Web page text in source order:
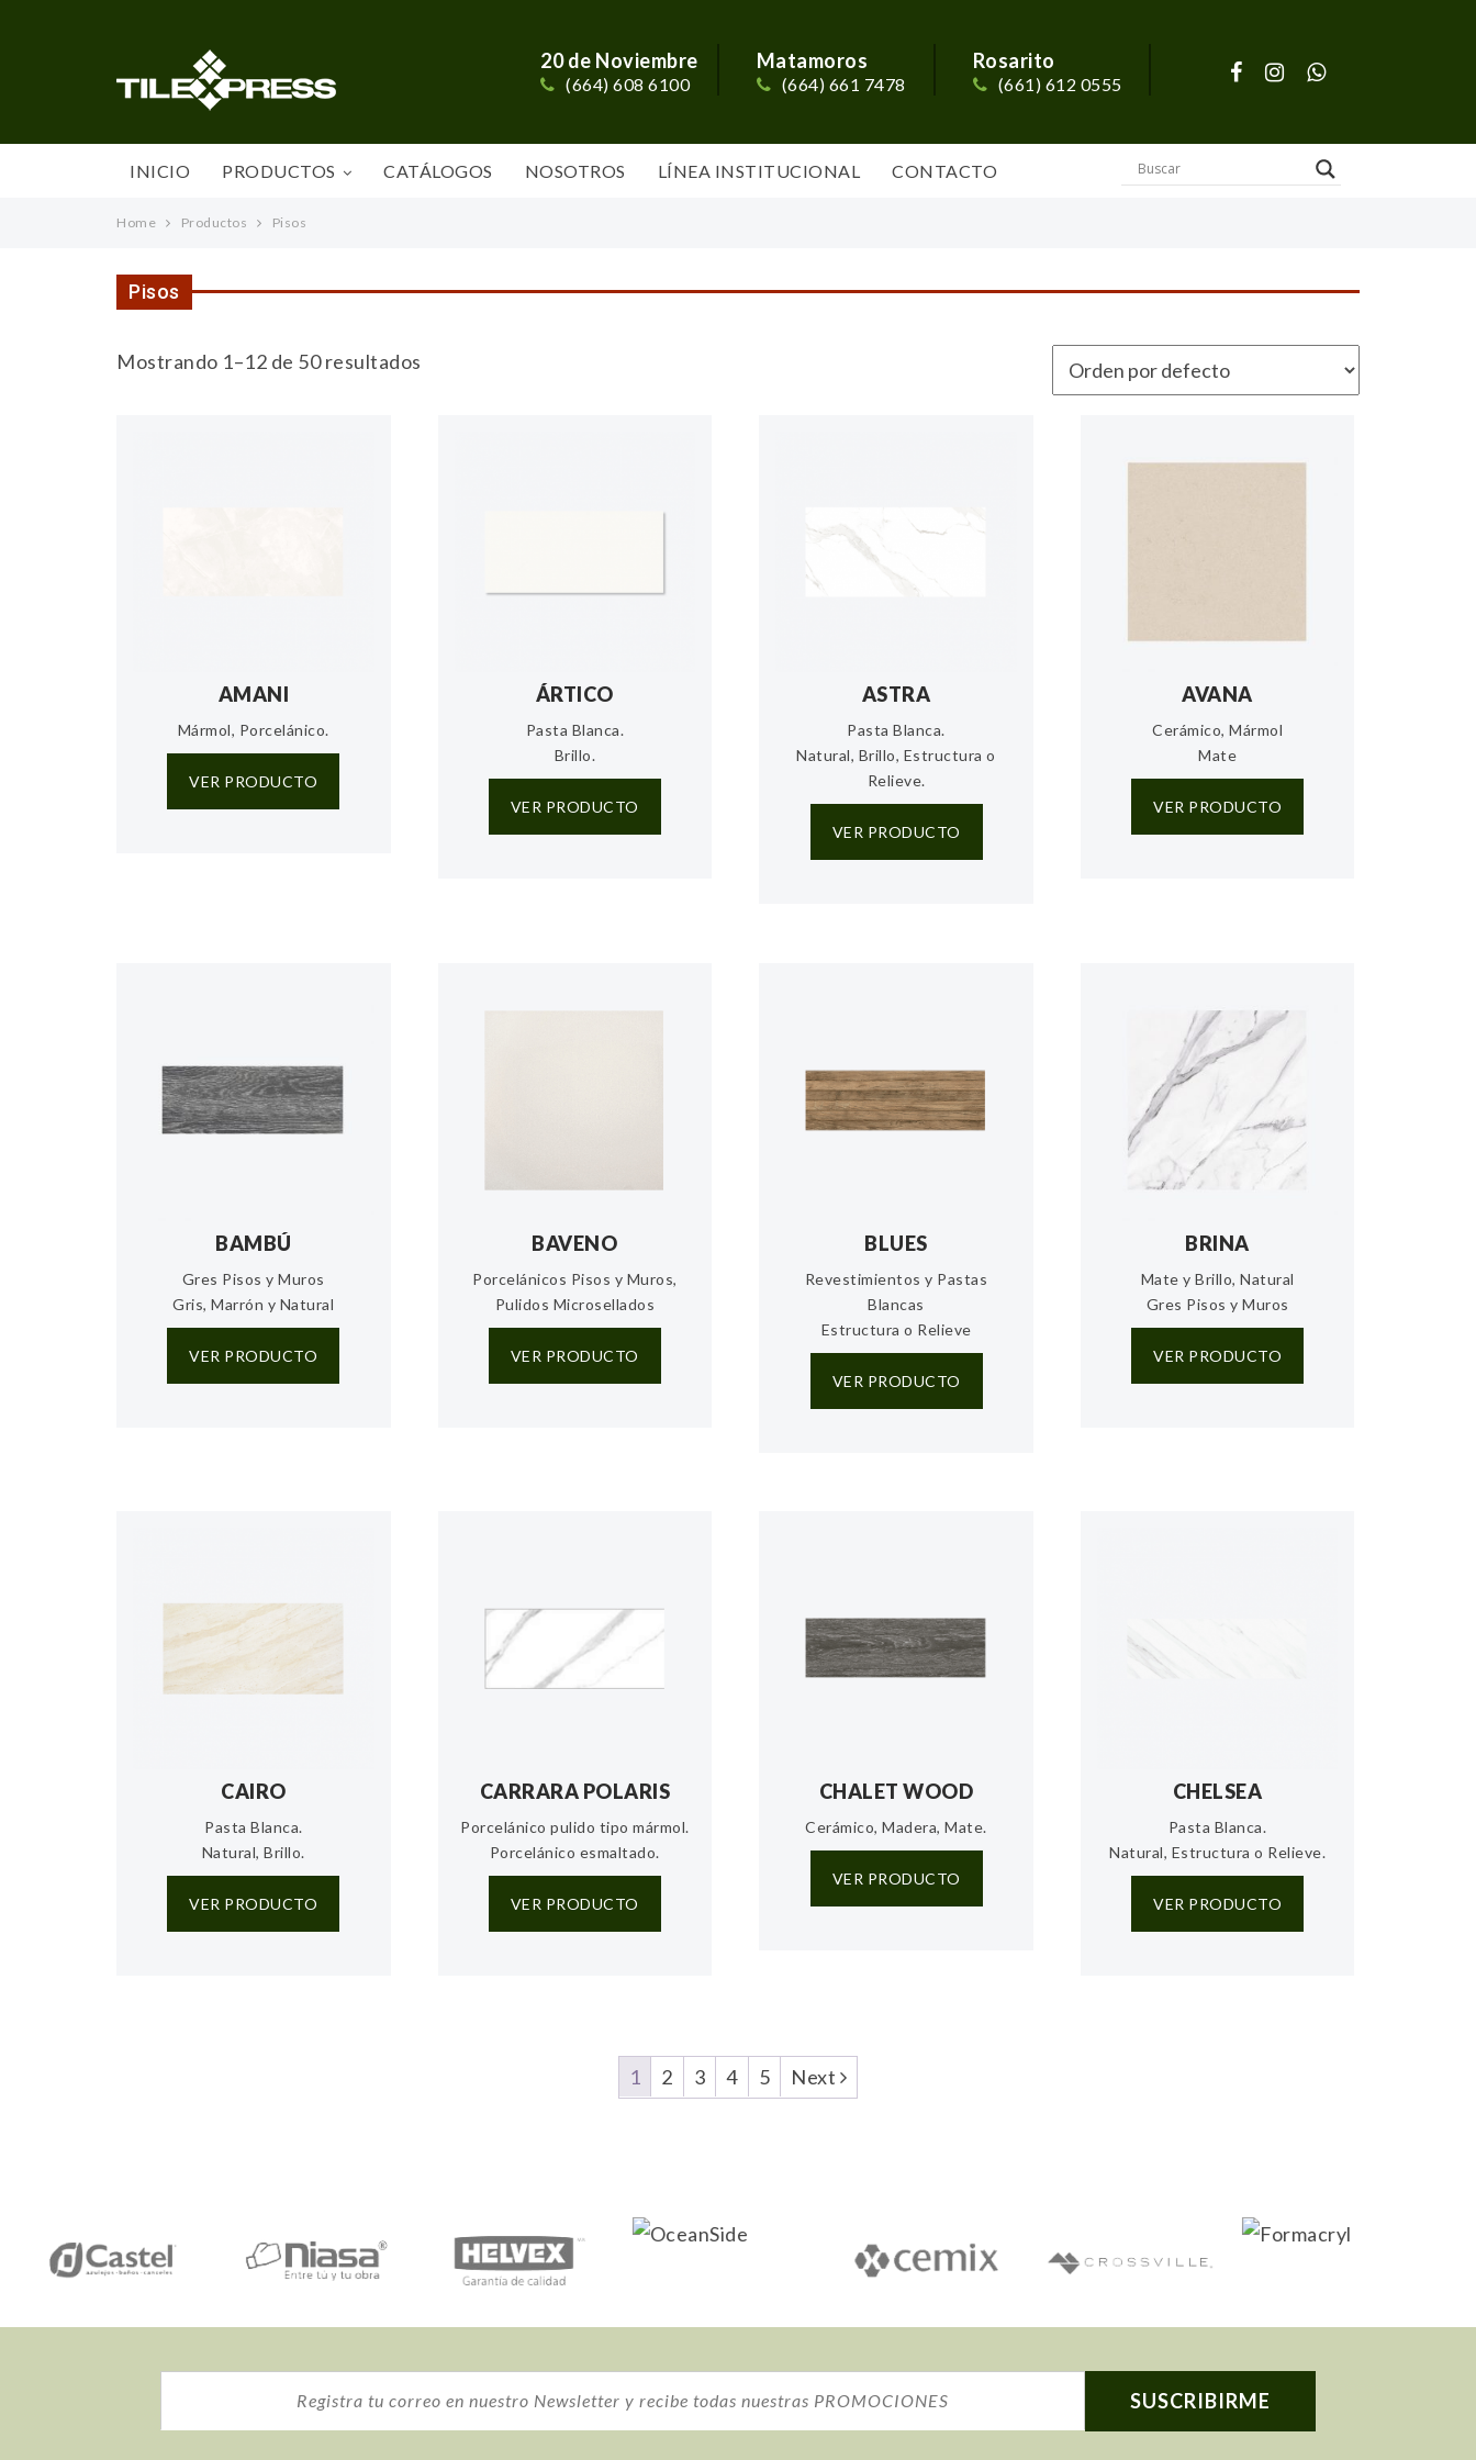
20 de Noviembre
(664) 608 6100
Matamoros
(664) 661 7478
Rosarito
(661) 612 0555
INICIO PRODUCTOS CATÁLOGOS NOSOTROS LÍNEA INSTITUCIONAL CONTACTO
Home Productos Pisos
Pisos
Mostrando 1–12 de 50 resultados
AMANI
Mármol, Porcelánico.
VER PRODUCTO
ÁRTICO
Pasta Blanca.
Brillo.
VER PRODUCTO
ASTRA
Pasta Blanca.
Natural, Brillo, Estructura o
Relieve.
VER PRODUCTO
AVANA
Cerámico, Mármol
Mate
VER PRODUCTO
BAMBÚ
Gres Pisos y Muros
Gris, Marrón y Natural
VER PRODUCTO
BAVENO
Porcelánicos Pisos y Muros,
Pulidos Microsellados
VER PRODUCTO
BLUES
Revestimientos y Pastas
Blancas
Estructura o Relieve
VER PRODUCTO
BRINA
Mate y Brillo, Natural
Gres Pisos y Muros
VER PRODUCTO
CAIRO
Pasta Blanca.
Natural, Brillo.
VER PRODUCTO
CARRARA POLARIS
Porcelánico pulido tipo mármol.
Porcelánico esmaltado.
VER PRODUCTO
CHALET WOOD
Cerámico, Madera, Mate.
VER PRODUCTO
CHELSEA
Pasta Blanca.
Natural, Estructura o Relieve.
VER PRODUCTO
1 2 3 4 5 Next